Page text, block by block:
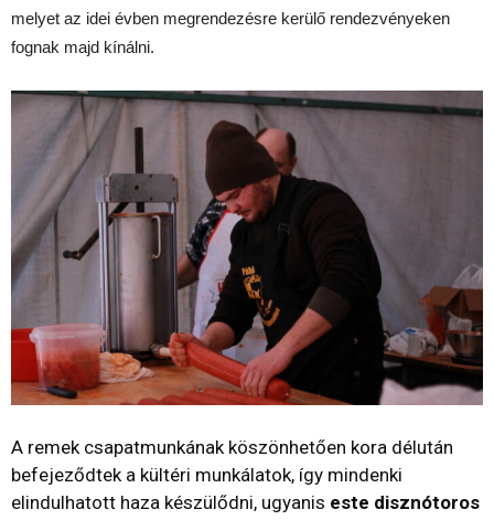
melyet az idei évben megrendezésre kerülő rendezvényeken
fognak majd kínálni.
A remek csapatmunkának köszönhetően kora délután
befejeződtek a kültéri munkálatok, így mindenki
elindulhatott haza készülődni, ugyanis este disznótoros